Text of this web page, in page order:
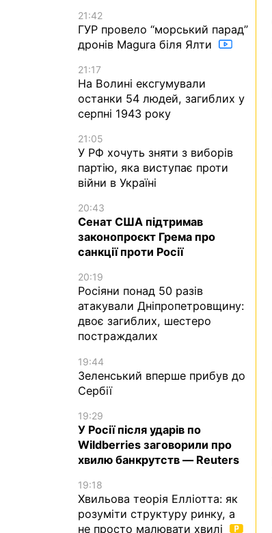
21:42
ГУР провело “морський парад”
дронів Magura біля Ялти
21:17
На Волині ексгумували
останки 54 людей, загиблих у
серпні 1943 року
21:05
У РФ хочуть зняти з виборів
партію, яка виступає проти
війни в Україні
20:43
Сенат США підтримав
законопроєкт Грема про
санкції проти Росії
20:19
Росіяни понад 50 разів
атакували Дніпропетровщину:
двоє загиблих, шестеро
постраждалих
19:44
Зеленський вперше прибув до
Сербії
19:29
У Росії після ударів по
Wildberries заговорили про
хвилю банкрутств — Reuters
19:18
Хвильова теорія Елліотта: як
розуміти структуру ринку, а
не просто малювати хвилі